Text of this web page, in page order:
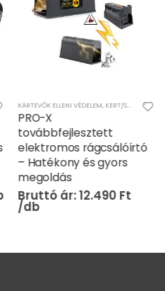
KÁRTEVŐK ELLENI VÉDELEM,KERT/SZABADIDŐ
PRO-X
továbbfejlesztett
elektromos rágcsálóírtó
– Hatékony és gyors
megoldás
12.490Ft